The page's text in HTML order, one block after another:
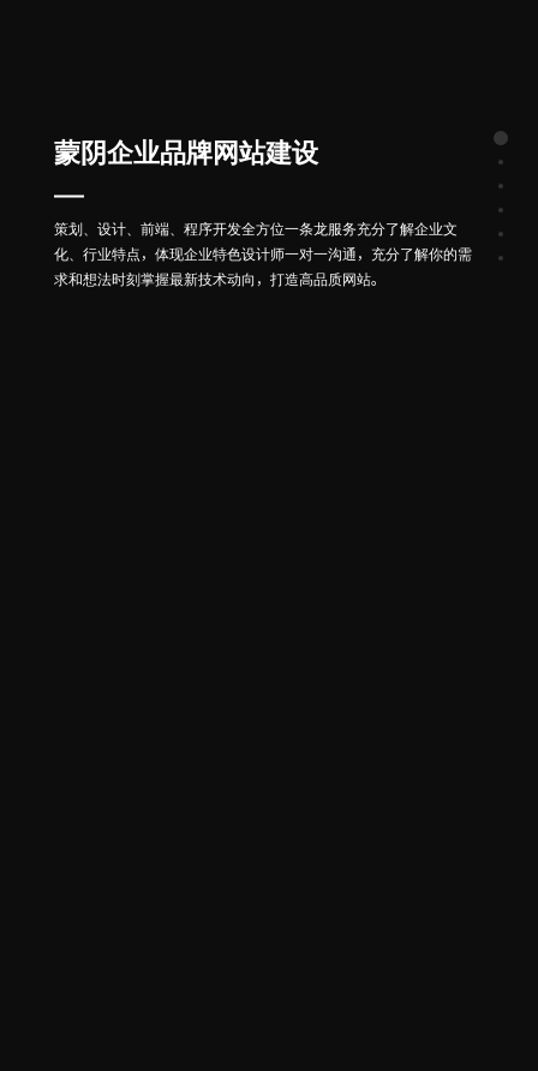
蒙阴企业品牌网站建设
策划、设计、前端、程序开发全方位一条龙服务充分了解企业文
化、行业特点，体现企业特色设计师一对一沟通，充分了解你的需
求和想法时刻掌握最新技术动向，打造高品质网站。